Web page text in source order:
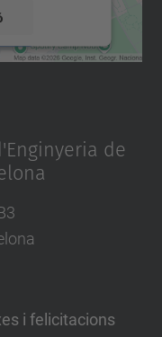
de
i felicitacions